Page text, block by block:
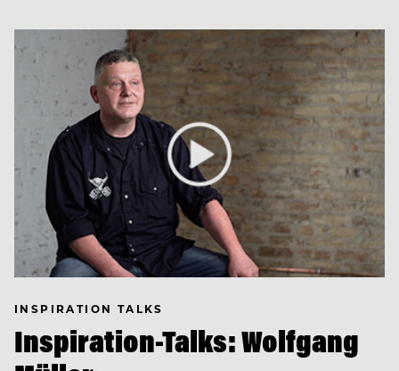
INSPIRATION TALKS
Inspiration-Talks: Wolfgang